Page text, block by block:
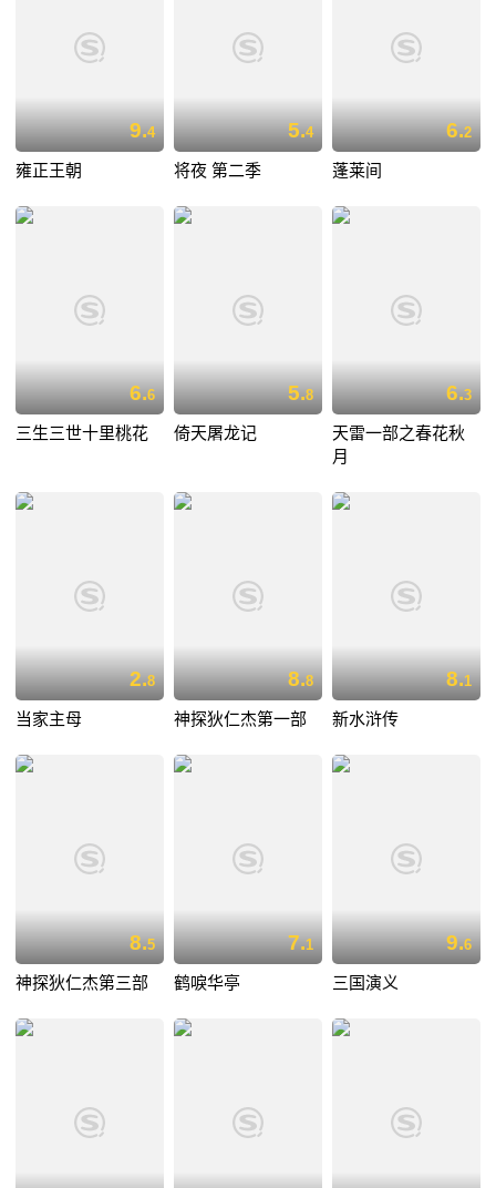
9.4
雍正王朝
5.4
将夜 第二季
6.2
蓬莱间
6.6
三生三世十里桃花
5.8
倚天屠龙记
6.3
天雷一部之春花秋
月
2.8
当家主母
8.8
神探狄仁杰第一部
8.1
新水浒传
8.5
神探狄仁杰第三部
7.1
鹤唳华亭
9.6
三国演义